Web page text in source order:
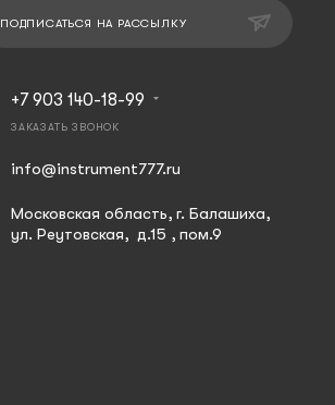
ПОДПИСАТЬСЯ НА РАССЫЛКУ
+7 903 140-18-99
ЗАКАЗАТЬ ЗВОНОК
info@instrument777.ru
Московская область, г. Балашиха,
ул. Реутовская, д.15 , пом.9